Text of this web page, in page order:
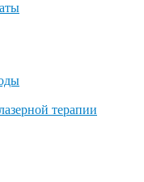
терапии